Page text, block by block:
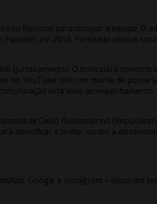
Eleitoral para compor a equipe. O
em 2010, Penteado obteve
(juridicamente). O principal é
YouTube com um monte de
está esse
de Celso Russomanno
identificar a tentar conter a
Google e Instagram – disseram